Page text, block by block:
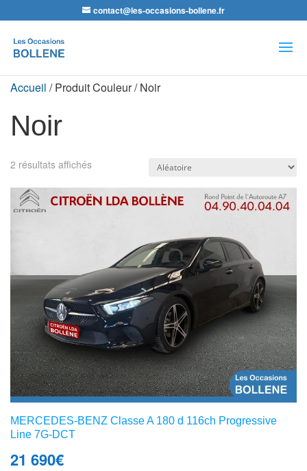
contact@les-occasions-bollene.fr
de
produits
Accueil / Produit Couleur / Noir
Noir
2 résultats affichés
MERCEDES-BENZ Classe A 180 d 116ch Progressive
Line 7G-DCT
21 690€